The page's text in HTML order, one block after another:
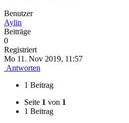
Benutzer
Aylin
Beiträge
0
Registriert
Mo 11. Nov 2019, 11:57
Antworten
1 Beitrag
Seite 1 von 1
1 Beitrag